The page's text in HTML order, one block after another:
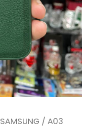
SAMSUNG / A03